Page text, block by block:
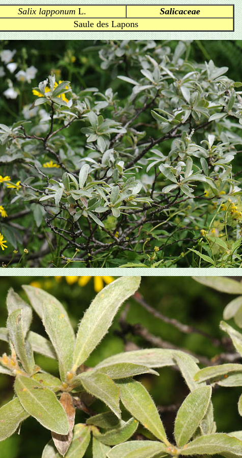
Salix lapponum L.
Salicaceae
Saule des Lapons